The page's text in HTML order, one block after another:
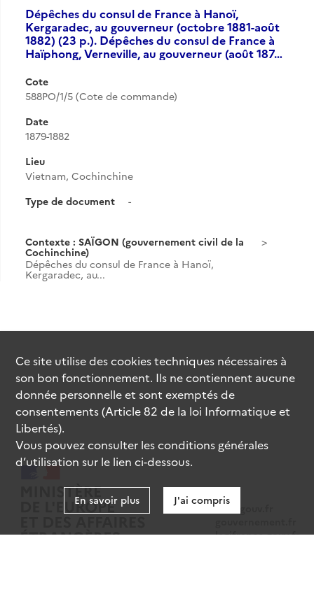
Dépêches du consul de France à Hanoï,
Kergaradec, au gouverneur (octobre 1881-août
1882) (23 p.). Dépêches du consul de France à
Haïphong, Verneville, au gouverneur (août 187…
Cote
588PO/1/5 (Cote de commande)
Date
1879-1882
Lieu
Vietnam, Cochinchine
Type de document
-
Contexte : SAÏGON (gouvernement civil de la
Cochinchine)
Dépêches du consul de France à Hanoï,
Kergaradec, au...
data.gouv.fr
legifrance.gouv.fr
Ce site utilise descookiestechniques nécessaires à
son bon fonctionnement. Ils ne contiennent aucune
donnée personnelle et sont exemptés de
consentements (Article 82 de la loi Informatique et
Libertés).
Vous pouvez consulter les conditions générales
d’utilisation sur le lien ci-dessous.
En savoir plus J'ai compris